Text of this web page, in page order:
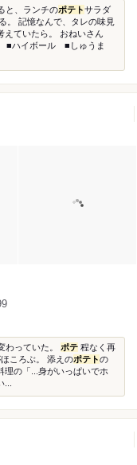
と、ランチのポテトサラダ
。 記憶なんで、タレの味見
えていたら。 おねいさん
■ハイボール ■しゅうま
わっていた。 ポテ 程なく再
ころぶ。 添えのポテトの
理の「...身がいっぱいでホ